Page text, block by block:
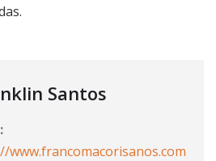
Santos
www.francomacorisanos.com